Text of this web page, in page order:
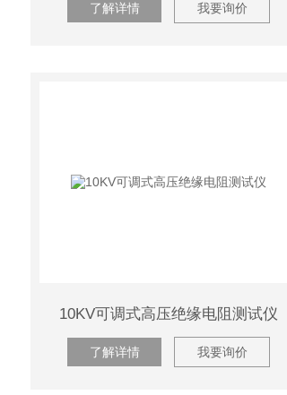
了解详情 我要询价
10KV可调式高压绝缘电阻测试仪
了解详情 我要询价